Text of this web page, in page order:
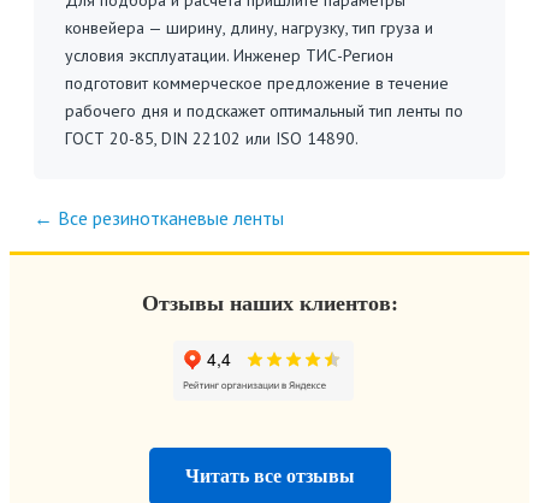
конвейера — ширину, длину, нагрузку, тип груза и
условия эксплуатации. Инженер ТИС-Регион
подготовит коммерческое предложение в течение
рабочего дня и подскажет оптимальный тип ленты по
ГОСТ 20-85, DIN 22102 или ISO 14890.
← Все резинотканевые ленты
Отзывы наших клиентов:
Читать все отзывы